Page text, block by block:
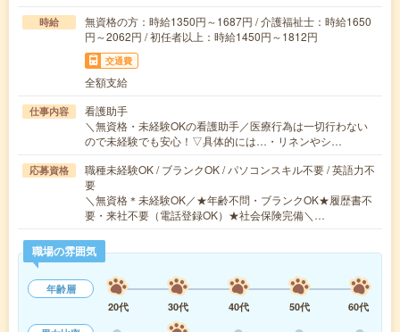
時給
無資格の方：時給1350円～1687円 / 介護福祉士：時給1650
円～2062円 / 初任者以上：時給1450円～1812円
交通費
全額支給
仕事内容
看護助手
＼無資格・未経験OKの看護助手／医療行為は一切行わない
ので未経験でも安心！▽具体的には…・リネンやシ…
応募資格
職種未経験OK / ブランクOK / パソコンスキル不要 / 英語力不
要
＼無資格＊未経験OK／★年齢不問・ブランクOK★履歴書不
要・来社不要（電話登録OK）★社会保険完備＼…
職場の雰囲気
年齢層
20代
30代 40代 50代
60代